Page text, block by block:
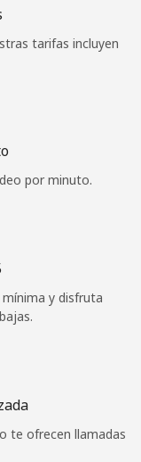
tu contraseña? →
tarifas incluyen
por minuto.
y disfruta
te ofrecen llamadas